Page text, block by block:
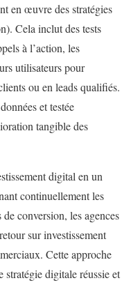
en œuvre des stratégies
Cela inclut des tests
à l’action, les
utilisateurs pour
ou en leads qualifiés.
et testée
tangible des
digital en un
continuellement les
conversion, les agences
sur investissement
Cette approche
stratégie digitale réussie et